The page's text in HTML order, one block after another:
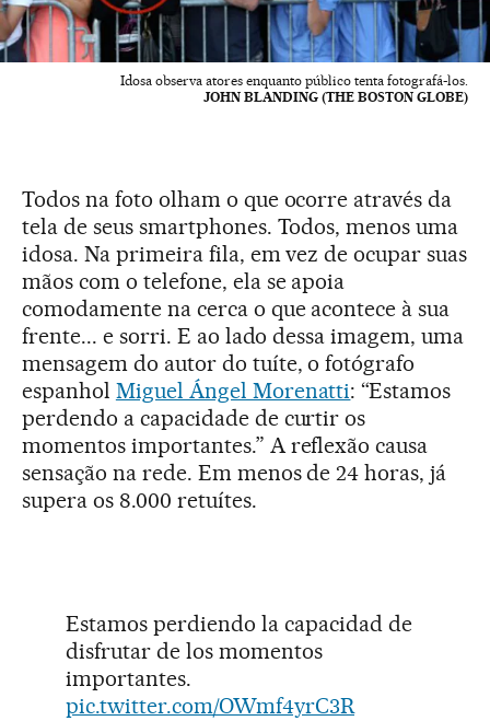
Idosa observa atores enquanto público tenta fotografá-los.
JOHN BLANDING (THE BOSTON GLOBE)
Todos na foto olham o que ocorre através da
tela de seus smartphones. Todos, menos uma
idosa. Na primeira fila, em vez de ocupar suas
mãos com o telefone, ela se apoia
comodamente na cerca o que acontece à sua
frente... e sorri. E ao lado dessa imagem, uma
mensagem do autor do tuíte, o fotógrafo
espanhol Miguel Ángel Morenatti: “Estamos
perdendo a capacidade de curtir os
momentos importantes.” A reflexão causa
sensação na rede. Em menos de 24 horas, já
supera os 8.000 retuítes.
Estamos perdiendo la capacidad de
disfrutar de los momentos
importantes.
pic.twitter.com/OWmf4yrC3R